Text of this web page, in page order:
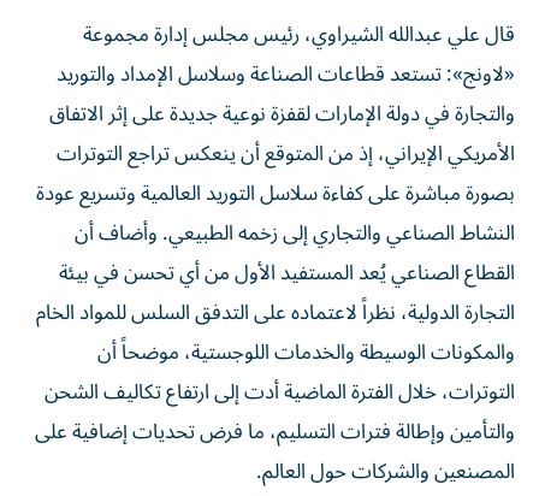
قال علي عبدالله الشيراوي، رئيس مجلس إدارة مجموعة
«لاونج»: تستعد قطاعات الصناعة وسلاسل الإمداد والتوريد
والتجارة في دولة الإمارات لقفزة نوعية جديدة على إثر الاتفاق
الأمريكي الإيراني، إذ من المتوقع أن ينعكس تراجع التوترات
بصورة مباشرة على كفاءة سلاسل التوريد العالمية وتسريع عودة
النشاط الصناعي والتجاري إلى زخمه الطبيعي. وأضاف أن
القطاع الصناعي يُعد المستفيد الأول من أي تحسن في بيئة
التجارة الدولية، نظراً لاعتماده على التدفق السلس للمواد الخام
والمكونات الوسيطة والخدمات اللوجستية، موضحاً أن
التوترات، خلال الفترة الماضية أدت إلى ارتفاع تكاليف الشحن
والتأمين وإطالة فترات التسليم، ما فرض تحديات إضافية على
المصنعين والشركات حول العالم.